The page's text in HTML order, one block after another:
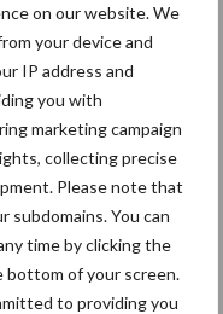
on our website. We
your device and
IP address and
you with
marketing campaign
collecting precise
Please note that
subdomains. You can
time by clicking the
bottom of your screen.
to providing you
gamma
uit
Loonwerk